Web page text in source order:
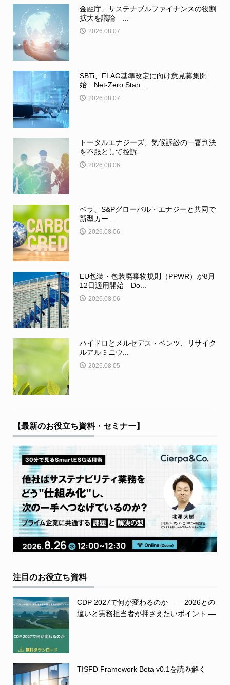
金融庁、サステナブルファイナンスの役割
拡大を議論 ...
2026.08.07
SBTi、FLAG基準改定に向け意見募集開
始 Net-Zero Stan...
2026.08.07
トータルエナジーズ、気候訴訟の一審判決
を不服として控訴
2026.08.06
ベラ、S&Pグローバル・エナジーと共同で
新型カー...
2026.08.06
EU包装・包装廃棄物規則（PPWR）が8月
12日適用開始 Do...
2026.08.06
ハイドロとメルセデス・ベンツ、リサイク
ルアルミニウ...
2026.08.05
【最新のお役立ち資料・セミナー】
注目のお役立ち資料
CDP 2027で何が変わるのか ― 2026との
違いと実務担当者が押さえたいポイント ―
TISFD Framework Beta v0.1を読み解く